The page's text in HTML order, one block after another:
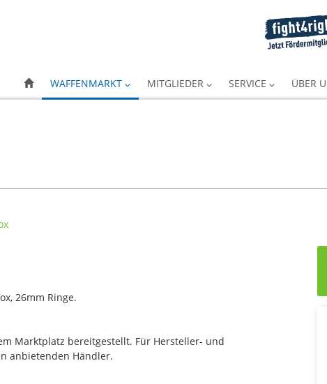
WAFFENMARKT MITGLIEDER SERVICE ÜBER
26mm Ringe.
Marktplatz bereitgestellt. Für Hersteller- und
anbietenden Händler.